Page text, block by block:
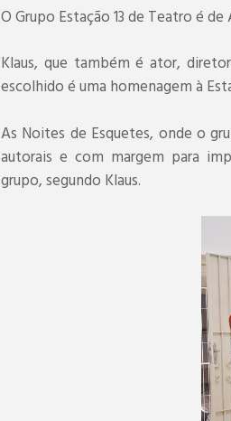
O Grupo Estação 13 de Teatro é
Klaus, que também é ator,
escolhido é uma homenagem à
As Noites de Esquetes, onde o
autorais e com margem para
grupo, segundo Klaus.